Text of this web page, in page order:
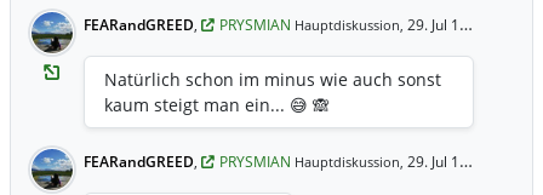
FEARandGREED, PRYSMIAN Hauptdiskussion, 29. Jul 11:56 Uhr
Natürlich schon im minus wie auch sonst
kaum steigt man ein... 😅 🙈
FEARandGREED, PRYSMIAN Hauptdiskussion, 29. Jul 11:55 Uhr